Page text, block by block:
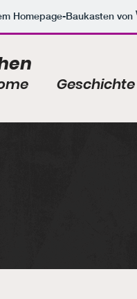
Homepage-Baukasten von
Geschichte